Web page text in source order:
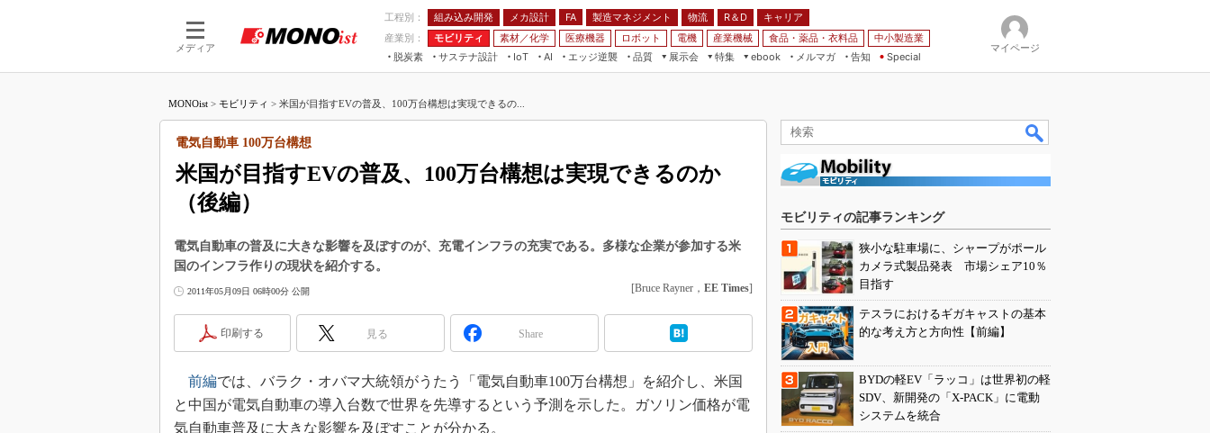
メディア
工程別： 組み込み開発 メカ設計 FA 製造マネジメント 物流 R＆D
キャリア
産業別：
モビリティ 素材／化学 医療機器 ロボット 電機 産業機械 食品・薬品・衣料品
中小製造業
脱炭素
サステナ設計
IoT
つながる工場
AI
AI×設備保全
エッジ逆襲 品質
展示会
JIMTOF
IIFES
TECHNO-FRONTIER
EdgeTech+
特集
VR／AR
フィールドサービス
組み込み画像技術
ISO26262
無償設計ツール
3Dプリンタ
ebook
FA
メルマガ
告知 Special
マイページ
MONOist > モビリティ > 米国が目指すEVの普及、100万台構想は実現できるの...
米国が目指すEVの普及、100万台構想は実現できるのか
（後編）
電気自動車 100万台構想
電気自動車の普及に大きな影響を及ぼすのが、充電インフラの充実である。多様な企業が参加する米
国のインフラ作りの現状を紹介する。
2011年05月09日 06時00分 公開 [Bruce Rayner， EE Times]
印刷する 見る Share
前編では、バラク・オバマ大統領がうたう「電気自動車100万台構想」を紹介し、米国
と中国が電気自動車の導入台数で世界を先導するという予測を示した。ガソリン価格が電
気自動車普及に大きな影響を及ぼすことが分かる。
モビリティの記事ランキング
狭小な駐車場に、シャープがポール
カメラ式製品発表 市場シェア10％
目指す
テスラにおけるギガキャストの基本
的な考え方と方向性【前編】
BYDの軽EV「ラッコ」は世界初の軽
SDV、新開発の「X-PACK」に電動
システムを統合